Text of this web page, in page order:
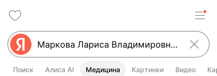
Поиск Алиса AI Медицина Картинки Видео